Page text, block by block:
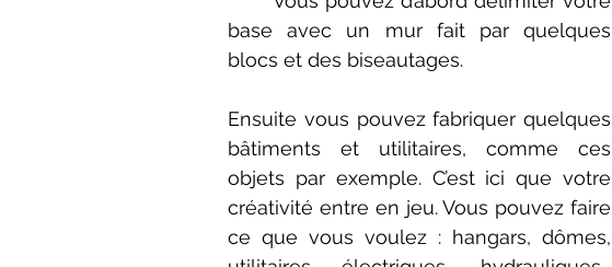
base avec un mur fait par quelques
blocs et des biseautages.
Ensuite vous pouvez fabriquer quelques
bâtiments et utilitaires, comme ces
objets par exemple. C’est ici que votre
créativité entre en jeu. Vous pouvez faire
ce que vous voulez : hangars, dômes,